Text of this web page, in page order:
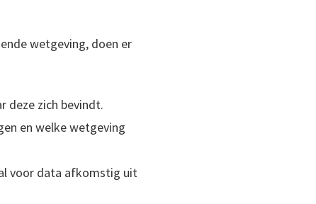
wetgeving, doen er
deze zich bevindt.
en welke wetgeving
voor data afkomstig uit